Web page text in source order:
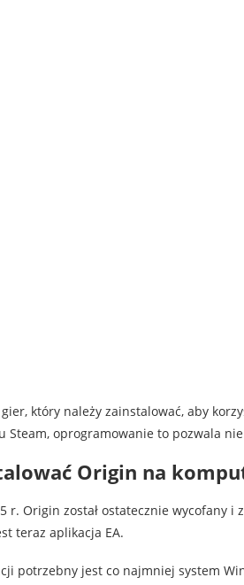
który należy zainstalować, aby
Steam, oprogramowanie to pozwala
Origin na
r. Origin został ostatecznie wycofany i
teraz aplikacja EA.
potrzebny jest co najmniej system